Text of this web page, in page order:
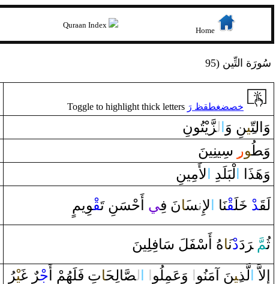
Quraan Index
Home
95) سُورَة التِّين
Toggle to highlight thick letters خصضغطقظ رَ
وَ‌التّ‍‍ِ‍ي‍‍نِ ‌وَ ل‍‍زَّيْتُونِ
وَ‍طُ‍‍و‌ر ‍ِ‍‌ سِينِينَ
وَهَذَ‌ا‌ لْبَلَدِ‌ لأَمِينِ
لَ‍قَ‍‍د خَ‍‍لَ‍‍قْ‍‍نَا‌ لإِ‌ن‍‍س‍‍َ‍انَ فِ‍‍ي ‌أَحْسَنِ تَ‍‍قْ‍‍وِيمٍ
ثُ‍‍مّ َ ‌‍رَ‌دَ‌دْن‍‍َ‍اهُ ‌أَسْفَلَ سَافِلِينَ
إِلاَّ‌ لَّذ‍ِ‍ي‍‍نَ ‌آمَنُو ‌ ‌وَعَمِلُو ل‍‍صَّ‍‍الِح‍‍َ‍اتِ فَلَهُمْ ‌أَ جْ‍‍رٌ‌ غَ‍‍يْ‍‍رُ‌